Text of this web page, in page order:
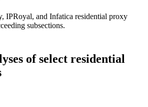
IPRoyal, and Infatica residential proxy
subsections.
of select residential